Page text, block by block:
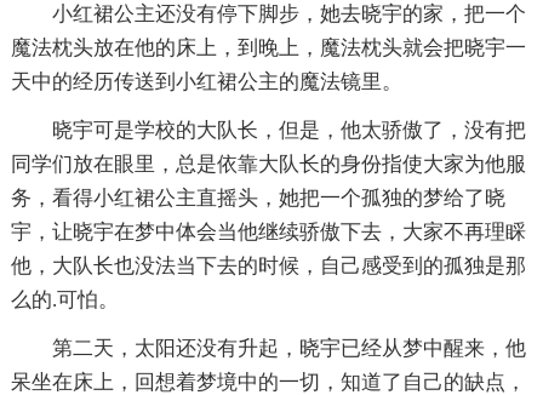
小红裙公主还没有停下脚步，她去晓宇的家，把一个
魔法枕头放在他的床上，到晚上，魔法枕头就会把晓宇一
天中的经历传送到小红裙公主的魔法镜里。
晓宇可是学校的大队长，但是，他太骄傲了，没有把
同学们放在眼里，总是依靠大队长的身份指使大家为他服
务，看得小红裙公主直摇头，她把一个孤独的梦给了晓
宇，让晓宇在梦中体会当他继续骄傲下去，大家不再理睬
他，大队长也没法当下去的时候，自己感受到的孤独是那
么的.可怕。
第二天，太阳还没有升起，晓宇已经从梦中醒来，他
呆坐在床上，回想着梦境中的一切，知道了自己的缺点，